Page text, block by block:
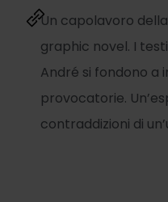
Un capolavoro
graphic novel. I
André si fondono a
provocatorie.
contraddizioni di